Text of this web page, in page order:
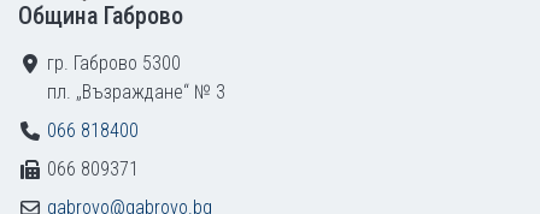
Община Габрово
гр. Габрово 5300
пл. „Възраждане“ № 3
066 818400
066 809371
gabrovo@gabrovo.bg